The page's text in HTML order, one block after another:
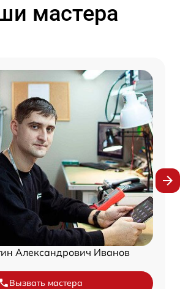
мастера
Александрович Иванов
Вызвать мастера